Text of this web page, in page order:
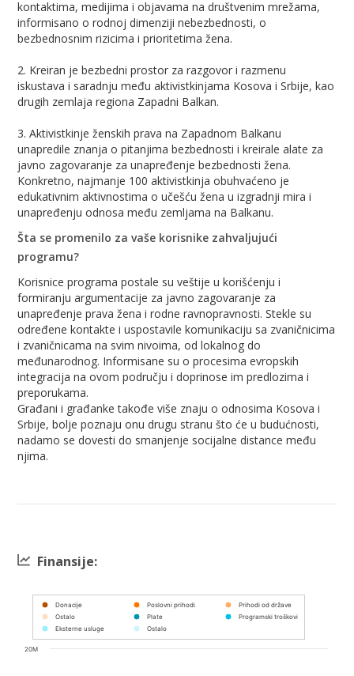
kontaktima, medijima i objavama na društvenim mrežama,
informisano o rodnoj dimenziji nebezbednosti, o
bezbednosnim rizicima i prioritetima žena.
2. Kreiran je bezbedni prostor za razgovor i razmenu
iskustava i saradnju među aktivistkinjama Kosova i Srbije, kao
drugih zemlaja regiona Zapadni Balkan.
3. Aktivistkinje ženskih prava na Zapadnom Balkanu
unapredile znanja o pitanjima bezbednosti i kreirale alate za
javno zagovaranje za unapređenje bezbednosti žena.
Konkretno, najmanje 100 aktivistkinja obuhvaćeno je
edukativnim aktivnostima o učešću žena u izgradnji mira i
unapređenju odnosa među zemljama na Balkanu.
Šta se promenilo za vaše korisnike zahvaljujući
programu?
Korisnice programa postale su veštije u korišćenju i
formiranju argumentacije za javno zagovaranje za
unapređenje prava žena i rodne ravnopravnosti. Stekle su
određene kontakte i uspostavile komunikaciju sa zvaničnicima
i zvaničnicama na svim nivoima, od lokalnog do
međunarodnog. Informisane su o procesima evropskih
integracija na ovom području i doprinose im predlozima i
preporukama.
Građani i građanke takođe više znaju o odnosima Kosova i
Srbije, bolje poznaju onu drugu stranu što će u budućnosti,
nadamo se dovesti do smanjenje socijalne distance među
njima.
Finansije:
Chart
Bar chart with 8 data series.
View as data table, Chart
Donacije Poslovni prihodi
Prihodi od države
Ostalo
Plate
Programski troškovi
Eksterne usluge
Ostalo
20M